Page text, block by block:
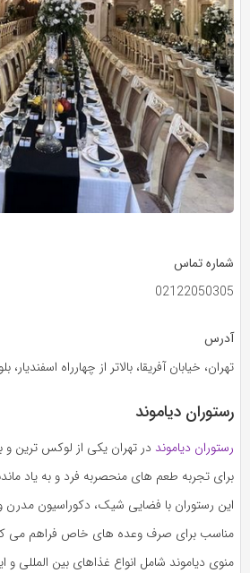
شماره تماس
02122050305
آدرس
تهران، خیابان آفریقا، بالاتر از چهارراه اسفندیار،
رستوران دیاموند
رستوران دیاموند در تهران یکی از لوکس‌ ترین
برای تجربه طعم‌ های منحصربه‌ فرد و به‌ یاد
این رستوران با فضایی شیک، دکوراسیون
مناسب برای صرف وعده‌ های خاص فراهم می‌
منوی دیاموند شامل انواع غذاهای بین‌ المللی و